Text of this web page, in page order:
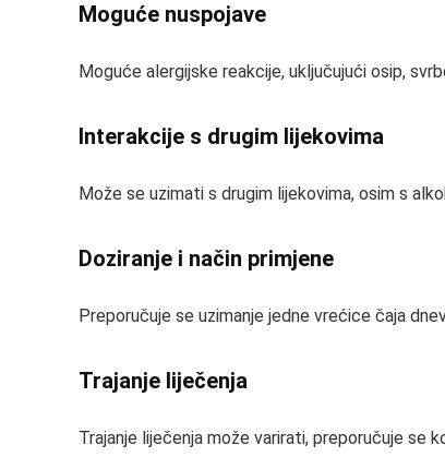
Moguće nuspojave
Moguće alergijske reakcije, uključujući osip,
Interakcije s drugim lijekovima
Može se uzimati s drugim lijekovima, osim s
Doziranje i način primjene
Preporučuje se uzimanje jedne vrećice čaja
Trajanje liječenja
Trajanje liječenja može varirati, preporučuje se